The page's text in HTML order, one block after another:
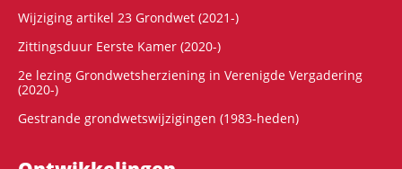
Wijziging artikel 23 Grondwet (2021-)
Zittingsduur Eerste Kamer (2020-)
2e lezing Grondwetsherziening in Verenigde Vergadering
(2020-)
Gestrande grondwetswijzigingen (1983-heden)